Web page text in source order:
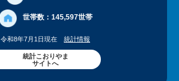
世帯数： 145,597世帯
令和8年7月1日現在 統計情報
統計こおりやま
サイトへ